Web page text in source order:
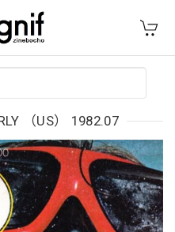
（US） 1982.07